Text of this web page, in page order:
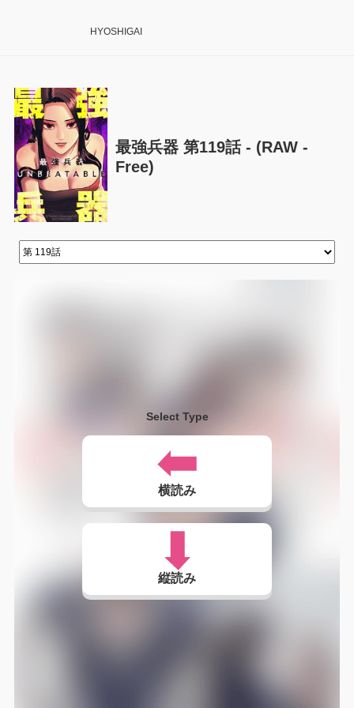
HYOSHIGAI
最強兵器 第119話 - (RAW -
Free)
Select Type
横読み
縦読み